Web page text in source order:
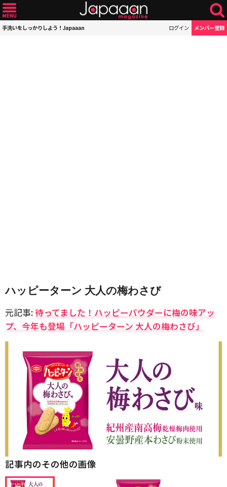
手洗いをしっかりしよう！Japaaan ログイン メンバー登録
ハッピーターン 大人の梅わさび
元記事:待ってました！ハッピーパウダーに梅の味アッ
プ、今年も登場「ハッピーターン 大人の梅わさび」
記事内のその他の画像